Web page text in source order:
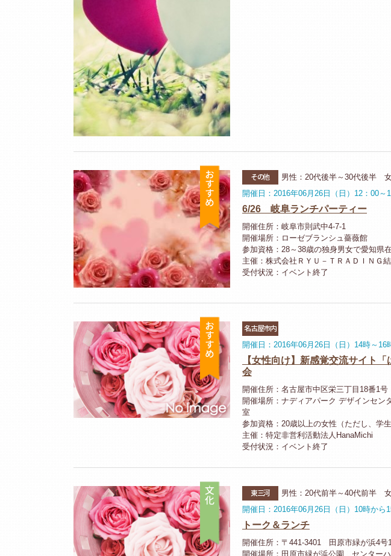
おすすめ
その他
男性：20代後半～30代後半
開催日：2016年06月26日（日）12：00
6/26 岐阜ランチパーティー
開催住所：岐阜市則武中4-7-1
開催場所：ローゼブランシュ薔薇館
参加資格：28～38歳の独身男女で愛知県
主催：株式会社ＲＹＵ－ＴＲＡＤＩＮＧ
受付状況：イベント終了
おすすめ
名古屋市内
開催日：2016年06月26日（日）14時～16
【女性向け】新感覚交流サイト
会
開催住所：名古屋市中区栄三丁目18番1
開催場所：ナディアパーク デザインセン
室
参加資格：20歳以上の女性（ただし、学
主催：特定非営利活動法人HanaMichi
受付状況：イベント終了
文化
東三河
男性：20代前半～40代前半
開催日：2016年06月26日（日）10時から
トーク＆ランチ
開催住所：〒441-3401 田原市緑が浜4号
開催場所：田原市緑が浜公園 センター